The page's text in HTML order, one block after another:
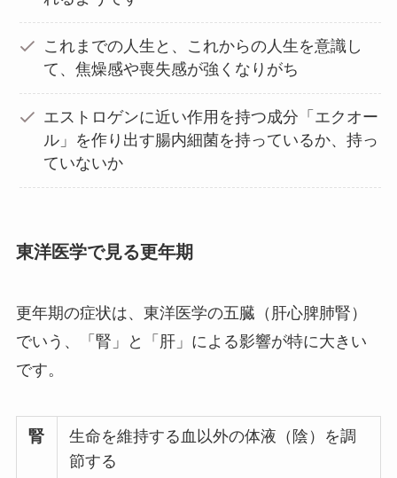
これまでの人生と、これからの人生を意識し
て、焦燥感や喪失感が強くなりがち
エストロゲンに近い作用を持つ成分「エクオー
ル」を作り出す腸内細菌を持っているか、持っ
ていないか
東洋医学で見る更年期
更年期の症状は、東洋医学の五臓（肝心脾肺腎）
でいう、「腎」と「肝」による影響が特に大きい
です。
腎
生命を維持する血以外の体液（陰）を調
節する